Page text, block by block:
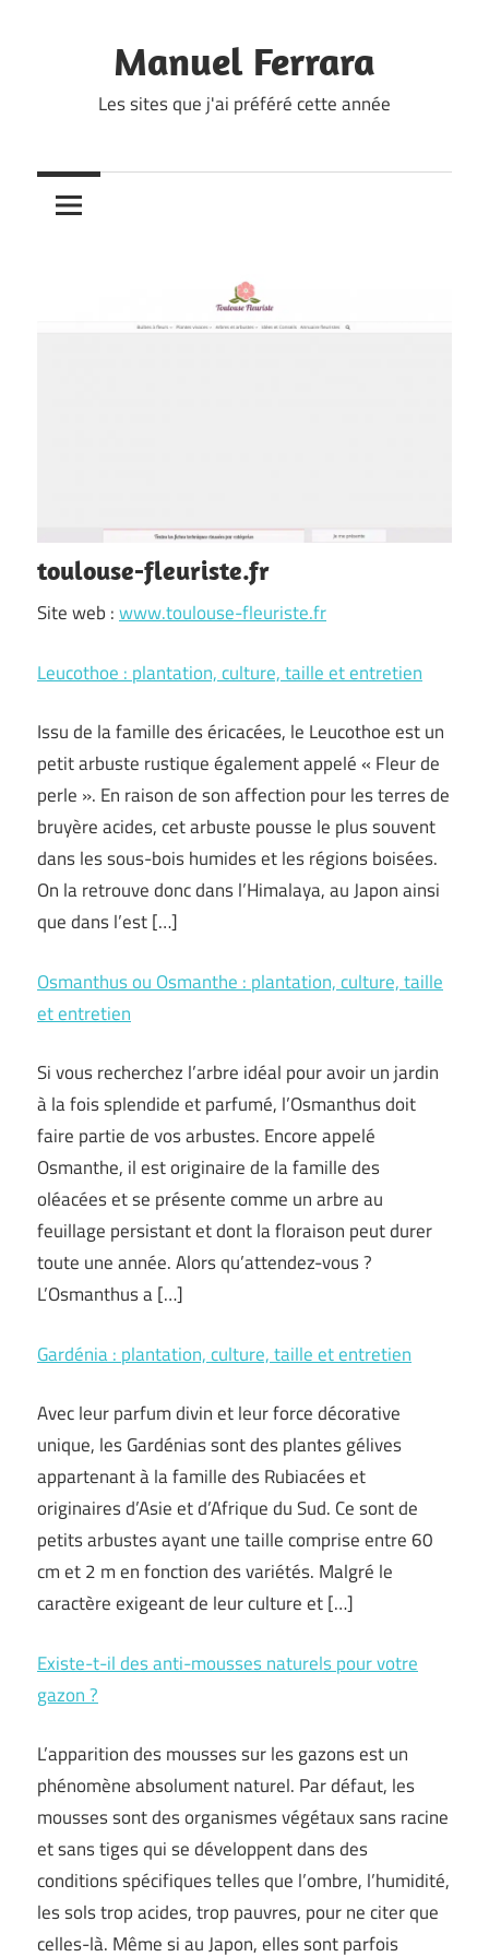
Manuel Ferrara
Les sites que j'ai préféré cette année
toulouse-fleuriste.fr
Site web :www.toulouse-fleuriste.fr
Leucothoe : plantation, culture, taille et entretien
Issu de la famille des éricacées, le Leucothoe est un
petit arbuste rustique également appelé « Fleur de
perle ». En raison de son affection pour les terres de
bruyère acides, cet arbuste pousse le plus souvent
dans les sous-bois humides et les régions boisées.
On la retrouve donc dans l’Himalaya, au Japon ainsi
que dans l’est […]
Osmanthus ou Osmanthe : plantation, culture, taille
et entretien
Si vous recherchez l’arbre idéal pour avoir un jardin
à la fois splendide et parfumé, l’Osmanthus doit
faire partie de vos arbustes. Encore appelé
Osmanthe, il est originaire de la famille des
oléacées et se présente comme un arbre au
feuillage persistant et dont la floraison peut durer
toute une année. Alors qu’attendez-vous ?
L’Osmanthus a […]
Gardénia : plantation, culture, taille et entretien
Avec leur parfum divin et leur force décorative
unique, les Gardénias sont des plantes gélives
appartenant à la famille des Rubiacées et
originaires d’Asie et d’Afrique du Sud. Ce sont de
petits arbustes ayant une taille comprise entre 60
cm et 2 m en fonction des variétés. Malgré le
caractère exigeant de leur culture et […]
Existe-t-il des anti-mousses naturels pour votre
gazon ?
L’apparition des mousses sur les gazons est un
phénomène absolument naturel. Par défaut, les
mousses sont des organismes végétaux sans racine
et sans tiges qui se développent dans des
conditions spécifiques telles que l’ombre, l’humidité,
les sols trop acides, trop pauvres, pour ne citer que
celles-là. Même si au Japon, elles sont parfois